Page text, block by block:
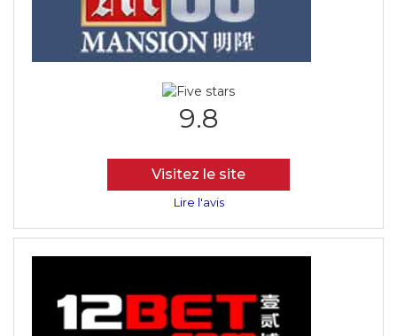
9.8
Visitez le site
Lire l'avis